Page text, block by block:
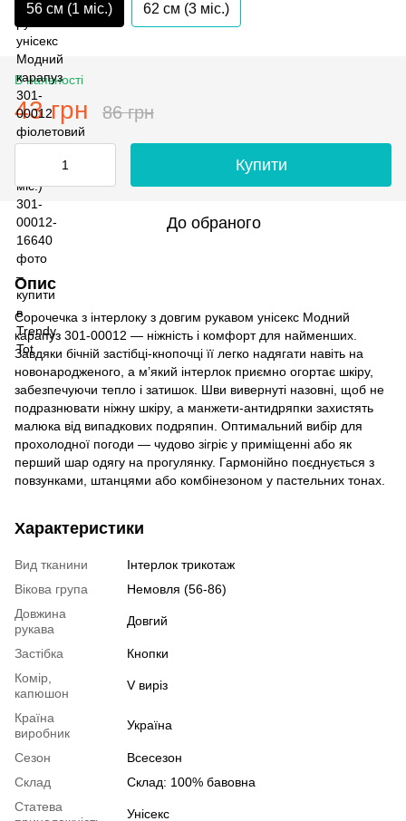
56 см (1 мiс.) 62 см (3 мiс.)
В наявності
43 грн 86 грн
Купити
До обраного
Опис
Сорочечка з інтерлоку з довгим рукавом унісекс Модний
карапуз 301-00012 — ніжність і комфорт для найменших.
Завдяки бічній застібці-кнопочці її легко надягати навіть на
новонародженого, а м’який інтерлок приємно огортає шкіру,
забезпечуючи тепло і затишок. Шви вивернуті назовні, щоб не
подразнювати ніжну шкіру, а манжети-антидряпки захистять
малюка від випадкових подряпин. Оптимальний вибір для
прохолодної погоди — чудово зігріє у приміщенні або як
перший шар одягу на прогулянку. Гармонійно поєднується з
повзунками, штанцями або комбінезоном у пастельних тонах.
Характеристики
Вид тканини
Інтерлок трикотаж
Вікова група
Немовля (56-86)
Довжина
рукава
Довгий
Застібка
Кнопки
Комір,
капюшон
V виріз
Країна
виробник
Україна
Сезон
Всесезон
Склад
Склад: 100% бавовна
Статева
Унісекс